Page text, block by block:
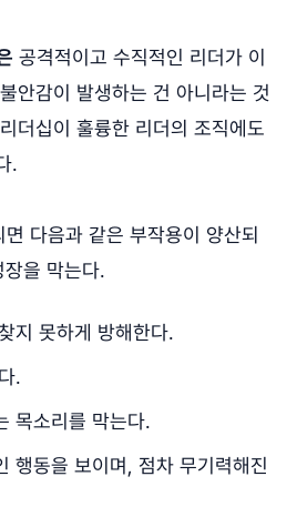
공격적이고 수직적인 리더가 이
안감이 발생하는 건 아니라는 것
더십이 훌륭한 리더의 조직에도
.
다음과 같은 부작용이 양산되
을 막는다.
지 못하게 방해한다.
.
목소리를 막는다.
행동을 보이며, 점차 무기력해진